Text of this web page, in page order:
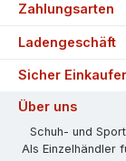
Zahlungsarten
Ladengeschäft
Sicher
Über uns
Schuh- und
Als Einzelhändler